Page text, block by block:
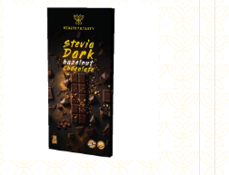
جنيه
أضف للسلة